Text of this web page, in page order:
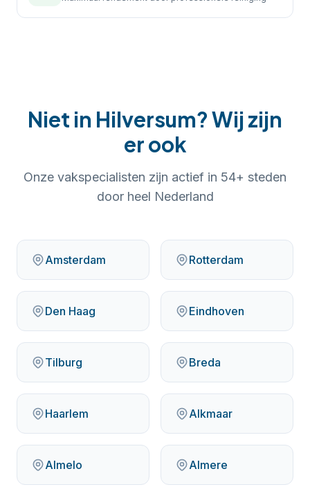
Niet in Hilversum? Wij zijn
er ook
Onze vakspecialisten zijn actief in 54+ steden
door heel Nederland
Amsterdam Rotterdam
Den Haag Eindhoven
Tilburg Breda
Haarlem Alkmaar
Almelo Almere